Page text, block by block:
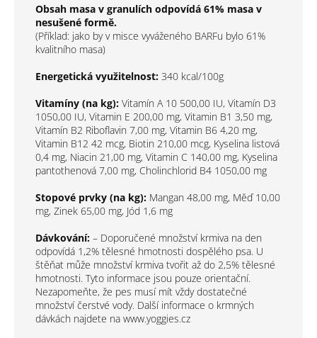
Obsah masa v granulích odpovídá 61% masa v
nesušené formě.
(Příklad: jako by v misce vyváženého BARFu bylo 61%
kvalitního masa)
Energetická využitelnost: 340 kcal/100g
Vitamíny (na kg): Vitamín A 10 500,00 IU, Vitamín D3
1050,00 IU, Vitamin E 200,00 mg, Vitamin B1 3,50 mg,
Vitamín B2 Riboflavin 7,00 mg, Vitamin B6 4,20 mg,
Vitamin B12 42 mcg, Biotin 210,00 mcg, Kyselina listová
0,4 mg, Niacin 21,00 mg, Vitamin C 140,00 mg, Kyselina
pantothenová 7,00 mg, Cholinchlorid B4 1050,00 mg
Stopové prvky (na kg): Mangan 48,00 mg, Měď 10,00
mg, Zinek 65,00 mg, Jód 1,6 mg
Dávkování: – Doporučené množství krmiva na den
odpovídá 1,2% tělesné hmotnosti dospělého psa. U
štěňat může množství krmiva tvořit až do 2,5% tělesné
hmotnosti. Tyto informace jsou pouze orientační.
Nezapomeňte, že pes musí mít vždy dostatečné
množství čerstvé vody. Další informace o krmných
dávkách najdete na www.yoggies.cz